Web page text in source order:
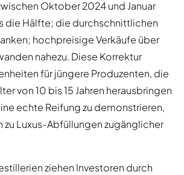
Oktober 2024 und Januar
die Hälfte; die durchschnittlichen
hochpreisige Verkäufe über
nahezu. Diese Korrektur
für jüngere Produzenten, die
von 10 bis 15 Jahren herausbringen
echte Reifung zu demonstrieren,
zu Luxus-Abfüllungen zugänglicher
ziehen Investoren durch